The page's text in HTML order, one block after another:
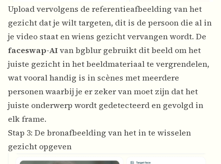
Upload vervolgens de referentieafbeelding van het
gezicht dat je wilt targeten, dit is de persoon die al in
je video staat en wiens gezicht vervangen wordt. De
faceswap-AIvan bgblur gebruikt dit beeld om het
juiste gezicht in het beeldmateriaal te vergrendelen,
wat vooral handig is in scènes met meerdere
personen waarbij je er zeker van moet zijn dat het
juiste onderwerp wordt gedetecteerd en gevolgd in
elk frame.
Stap 3: De bronafbeelding van het in te wisselen
gezicht opgeven